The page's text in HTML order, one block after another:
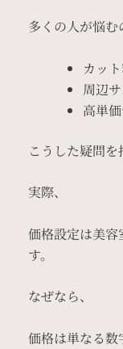
多くの人が悩む
カッ
周辺
高単
こうした疑問を
実際、
価格設定は美
す。
なぜなら、
価格は単なる数